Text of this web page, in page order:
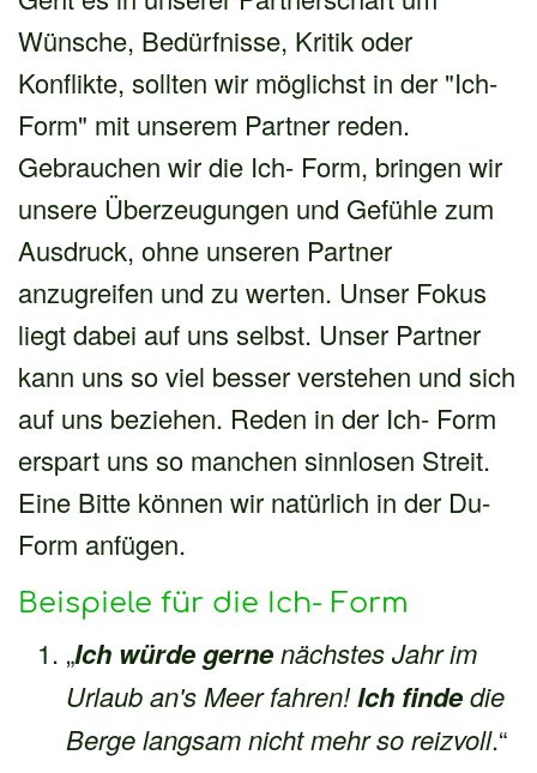
Wünsche, Bedürfnisse, Kritik oder
Konflikte, sollten wir möglichst in der "Ich-
Form" mit unserem Partner reden.
Gebrauchen wir die Ich- Form, bringen wir
unsere Überzeugungen und Gefühle zum
Ausdruck, ohne unseren Partner
anzugreifen und zu werten. Unser Fokus
liegt dabei auf uns selbst. Unser Partner
kann uns so viel besser verstehen und sich
auf uns beziehen. Reden in der Ich- Form
erspart uns so manchen sinnlosen Streit.
Eine Bitte können wir natürlich in der Du-
Form anfügen.
Beispiele für die Ich- Form
„Ich würde gernenächstes Jahr im
Urlaub an's Meer fahren!Ich findedie
Berge langsam nicht mehr so reizvoll.“